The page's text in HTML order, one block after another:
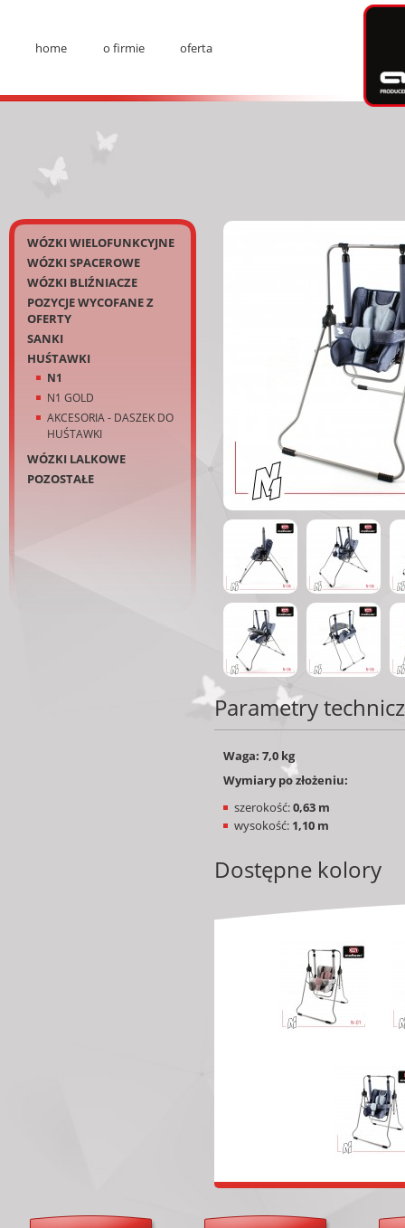
Menu
home o firmie oferta
Kategorie
WÓZKI WIELOFUNKCYJNE
WÓZKI SPACEROWE
WÓZKI BLIŹNIACZE
POZYCJE WYCOFANE Z
OFERTY
SANKI
HUŚTAWKI
N1
N1 GOLD
AKCESORIA - DASZEK DO
HUŚTAWKI
WÓZKI LALKOWE
POZOSTAŁE
Parametry
Waga: 7,0 kg
Wymiary po złożeniu:
szerokość:0,63 m
wysokość: 1,10 m
Dostępne kolory